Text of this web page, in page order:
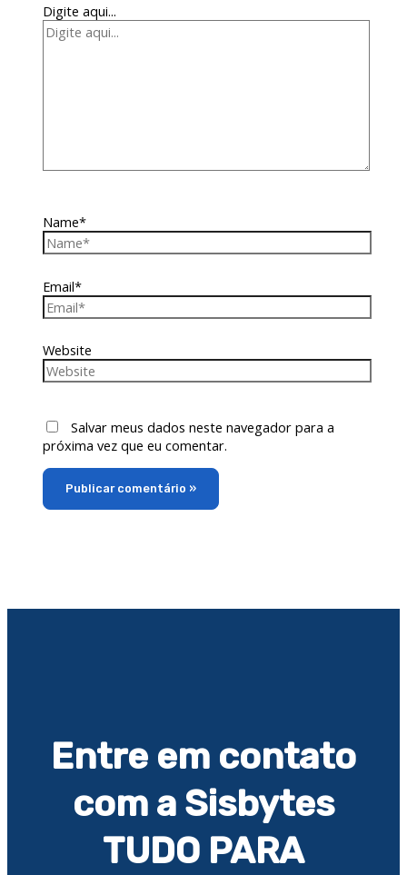
Digite aqui...
Name*
Email*
Website
Salvar meus dados neste navegador para a
próxima vez que eu comentar.
Entre em contato
com a Sisbytes
TUDO PARA